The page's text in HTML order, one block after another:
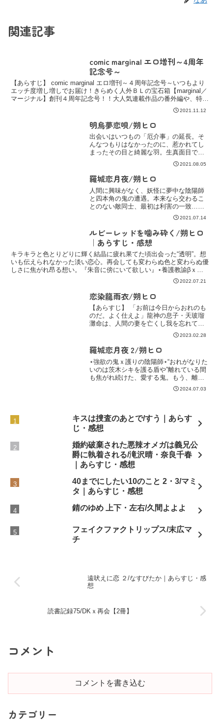
関連記事
comic marginal エロ増刊～4周年
記念号～
【あらすじ】 comic marginal エロ増刊～４周年記念号～いつもより
エッチ度増し増しでお届け！きらめく人外ＢＬの宝石箱【marginal／
マージナル】創刊４周年記念号！！大人気連載作品の番外編や、特別
2021.11.12
明烏夢恋唄/朔ヒロ
出会いはいつもの「厄介事」の延長。そ
んなつもりはなかったのに、惹かれてし
まったその目と綺麗な羽。生真面目で不
器用で、信じやすい。そんな暁人さんが
恋した妖・自ら望んで男娼となり責務を
果たしてきた翠蓮が、初めて選択した“相
手”。『…あんたを...
2021.08.05
羅城恋月夜/朔ヒロ
人間に興味がなく、妖怪に夢中な陰陽師
と四本角の鬼の遭遇。本来なら交わるこ
とのない敵同士、最初は利害の一致…だ
ったはずなのに。契り、共に過ごし、互
いを知るほどに惹かれ合い・恋焦がれる
ように求め合う心。だけど知ってしまっ
た“過去”と...
2021.07.14
ルビーレッドを噛み砕く/朔ヒロ
｜あらすじ・感想
キラキラと色とりどりに輝く結晶に疲れ果てた頃出会った“透明”。想
いも伝えられなかった淡い恋心。再会しても変わらぬ色と変わらぬ優
しさに焦がれ昂る想い。『朱音に傍にいて欲しい』⋆養護教諭βｘピ
ュアヤンキーΩ⋆サファイアブルーの愛に溺れる、5年越...
2022.07.21
恋染龍雨衣/朔ヒロ
【あらすじ】 「お前は今日からおれのも
のだ。よく仕えよ」龍神の息子・天玻瑠
灘命は、人間の妻を亡くし我を忘れて嵐
を起こす父をなだめるため、母にそっく
りな遊女を借りに妖怪専門の遊郭・かす
み楼を訪れていた。その帰り、妖怪に襲
われて今にも死にそうな...
2023.02.28
羅城恋月夜 2/朔ヒロ
⋆強欲の鬼ｘ護りの陰陽師⋆“おれがなりた
いのは茨木シキを護る盾や”離れている間
も焦がれ続けた、愛する鬼。もう、離れ
たくなくてその優しい心を、護りたく
て。強くなった。共に、生きるために。
2024.07.03
キスは捜査のあとで/すう｜あらす
じ・感想
婚約破棄された悪辣オメガは義兄公
爵に執着される/滝沢晴・奈良千春
｜あらすじ・感想
40までにしたい10のこと 2・3/マミ
タ｜あらすじ・感想
錆のゆめ 上下・左右/久間よよよ
フェイクファクトリップス/末広マ
チ
遠吠えに恋 ２/なすびたか｜あらすじ・感
想
読書記録75/DKｘ再会【2冊】
コメント
コメントを書き込む
カテゴリー